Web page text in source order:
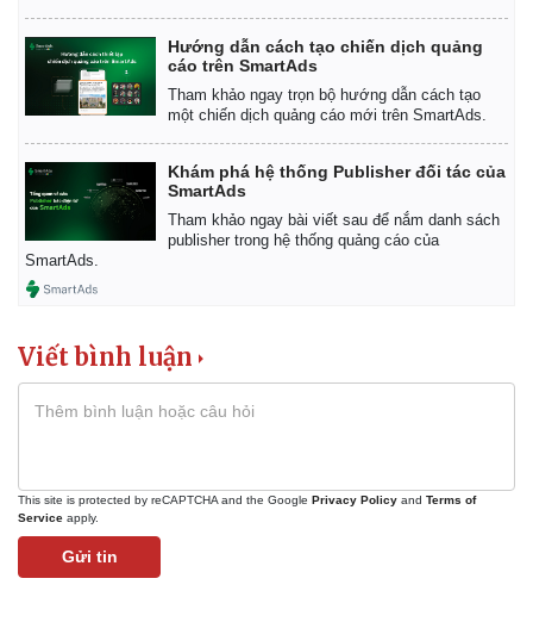
Hướng dẫn cách tạo chiến dịch quảng
cáo trên SmartAds
Tham khảo ngay trọn bộ hướng dẫn cách tạo
một chiến dịch quảng cáo mới trên SmartAds.
Khám phá hệ thống Publisher đối tác của
SmartAds
Tham khảo ngay bài viết sau để nắm danh sách
publisher trong hệ thống quảng cáo của
SmartAds.
Viết bình luận
This site is protected by reCAPTCHA and the Google Privacy Policy and Terms of
Service apply.
Gửi tin